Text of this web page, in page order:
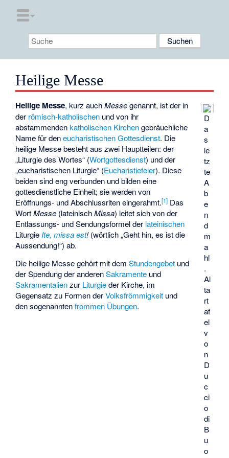
Heilige Messe
D
a
s
le
tz
te
A
b
e
n
d
m
a
hl
.
Al
ta
rt
af
el
v
o
n
D
u
c
ci
o
di
B
u
o
Heilige Messe, kurz auchMessegenannt, ist der in
der römisch-katholischen und von ihr
abstammendenkatholischen Kirchengebräuchliche
Name für deneucharistischen Gottesdienst. Die
heilige Messe besteht aus zwei Hauptteilen: der
„Liturgie des Wortes“ (Wortgottesdienst) und der
„eucharistischen Liturgie“ (Eucharistiefeier). Diese
beiden sind eng verbunden und bilden eine
gottesdienstliche Einheit; sie werden von
Eröffnungs- und Abschlussriten eingerahmt.[1] Das
WortMesse (lateinischMissa) leitet sich von der
Entlassungs- und Sendungsformel der lateinischen
LiturgieIte, missa est!(wörtlich „Geht hin, es ist die
Aussendung!“) ab.
Die heilige Messe gehört mit demStundengebet und
der Spendung der anderenSakramente und
Sakramentalienzur Liturgieder Kirche, im
Gegensatz zu Formen derVolksfrömmigkeit und
den sogenanntenfrommen Übungen.